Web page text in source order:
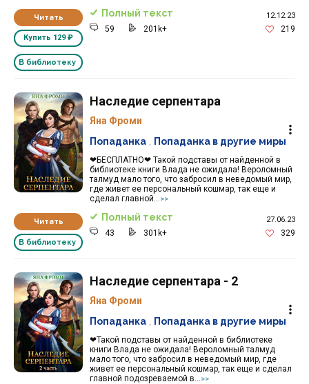
Читать
Купить 129 ₽
В библиотеку
Полный текст 12.12.23
59 201k+ 219
Читать
В библиотеку
Наследие серпентара
Яна Фроми
❤БЕСПЛАТНО❤ Такой подставы от найденной в
библиотеке книги Влада не ожидала! Вероломный
талмуд мало того, что забросил в неведомый мир,
где живет ее персональный кошмар, так еще и
сделал главной...
>>
Попаданка Попаданка в другие миры
Полный текст 27.06.23
43 301k+ 329
Наследие серпентара - 2
Яна Фроми
❤Такой подставы от найденной в библиотеке
книги Влада не ожидала! Вероломный талмуд
мало того, что забросил в неведомый мир, где
живет ее персональный кошмар, так еще и сделал
главной подозреваемой в...
>>
Попаданка Попаданка в другие миры